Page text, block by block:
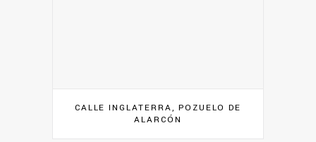
CALLE INGLATERRA, POZUELO DE
ALARCÓN